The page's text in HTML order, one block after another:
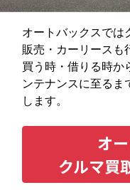
オートバックスでは
販売・カーリースも
買う時・借りる時か
ンテナンスに至るま
します。
オ
クルマ買